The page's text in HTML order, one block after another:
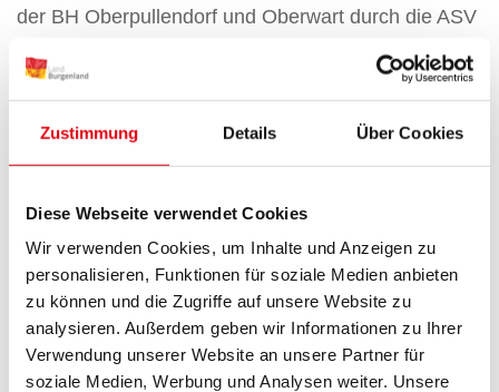
Zustimmung Details Über Cookies
Diese Webseite verwendet Cookies
Wir verwenden Cookies, um Inhalte und Anzeigen zu
personalisieren, Funktionen für soziale Medien anbieten
zu können und die Zugriffe auf unsere Website zu
analysieren. Außerdem geben wir Informationen zu Ihrer
Verwendung unserer Website an unsere Partner für
soziale Medien, Werbung und Analysen weiter. Unsere
der BH Oberpullendorf und Oberwart durch die ASV
Materialproben (für potentielle
Asbestfaseremissionen repräsentative Handstücke)
entnommen, im Labor untersucht und Asbest
nachgewiesen.
Nach Vorliegen der Analysenergebnisse der für
allfällige Asbestfaseremissionen repräsentativen
Proben (bergmännisch „Handstücke“) wurden
umgehend Maßnahmen gesetzt. Bereits Anfang
Jänner 2026 wurden daher vier Steinbrüche in den
Bezirken Oberwart und Oberpullendorf aufgrund der